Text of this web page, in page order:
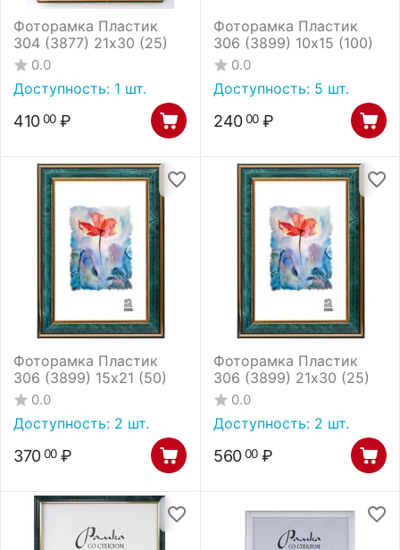
Фоторамка Пластик
304 (3877) 21х30 (25)
0.0
Доступность: 1 шт.
410 00 ₽
Фоторамка Пластик
306 (3899) 10х15 (100)
0.0
Доступность: 5 шт.
240 00 ₽
Фоторамка Пластик
306 (3899) 15х21 (50)
0.0
Доступность: 2 шт.
370 00 ₽
Фоторамка Пластик
306 (3899) 21х30 (25)
0.0
Доступность: 2 шт.
560 00 ₽